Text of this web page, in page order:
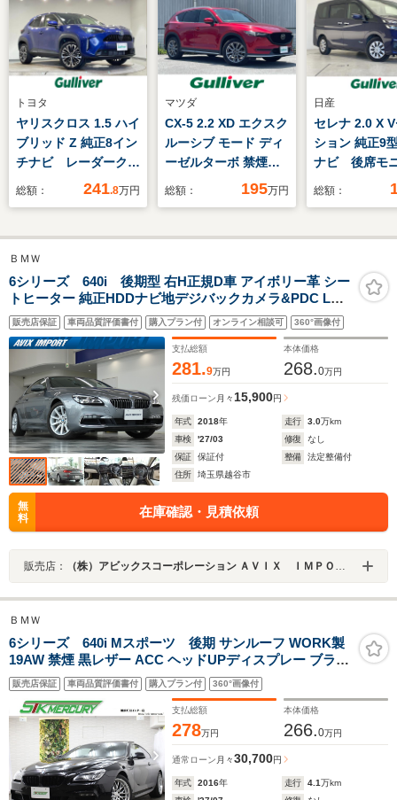
トヨタ
ヤリスクロス 1.5 ハイ
ブリッド Z 純正8イン
チナビ レーダークル
ーズコントロール シ
ットモニター バック
カメラ ビルトイン
ETC オートハイビー
ム レーンキープアシ
スト パワーシート オ
ートホールド
総額： 241.8万円
マツダ
CX-5 2.2 XD エクスク
ルーシブ モード ディ
ーゼルターボ 禁煙
純正ナビ BOSEサウ
ヒーター・ベンチレー
パワーシート 電子パ
ーキングブレーキ ブ
レーキホールド ヘッ
ドアップディスプレ
イ ETC
総額： 195万円
日産
セレナ 2.0 X
ション 純正9
ナビ 後席モ
全方位カメ
動 LED オ
ー レーダー
ズ インナー
リアオート
禁煙
総額：
ＢＭＷ
6シリーズ 640i 後期型 右H正規D車 アイボリー革 シー
トヒーター 純正HDDナビ地デジバックカメラ&PDC LCW
Dアシストプラス&インテリジェントセーフティ LEDヘッ
ドライト 純正18インチAW 禁煙
販売店保証 車両品質評価書付 購入プラン付 オンライン相談可 360°画像付
支払総額
281.9万円
本体価格
268.0万円
残価ローン 月々 15,900円
年式 2018年 走行 3.0万km
車検
'27/03 修復
なし
保証
保証付 整備
法定整備付
住所
埼玉県越谷市
無
料
在庫確認・見積依頼
販売店： （株）アビックスコーポレーション ＡＶＩＸ ＩＭＰＯＲＴ 越谷店
ＢＭＷ
6シリーズ 640i Mスポーツ 後期 サンルーフ WORK製
19AW 禁煙 黒レザー ACC ヘッドUPディスプレー ブライ
ンドスポット レーンキープアシスト シートヒーター LED
ライト Bluetooth 純ナビ 地デジ バックカメラ DVD再生
Mサーバー 前後ソナー
販売店保証 車両品質評価書付 購入プラン付 360°画像付
支払総額
278万円
本体価格
266.0万円
通常ローン 月々30,700円
年式 2016年 走行 4.1万km